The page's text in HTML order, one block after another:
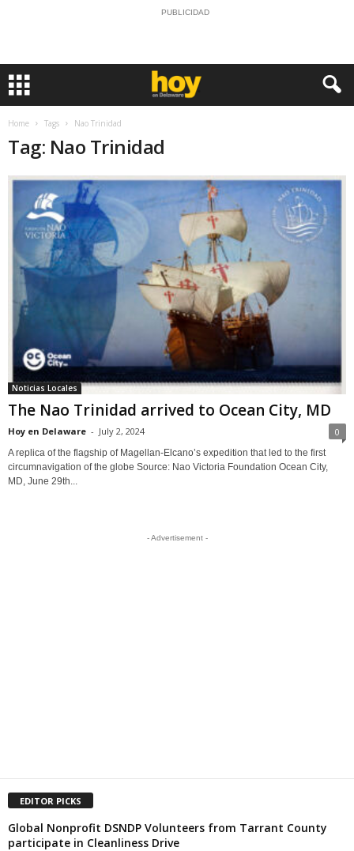
PUBLICIDAD
Home Tags Nao Trinidad
Tag: Nao Trinidad
Noticias Locales
The Nao Trinidad arrived to Ocean City, MD
Hoy en Delaware - July 2, 2024 0
A replica of the flagship of Magellan-Elcano’s expedition that led to the first
circumnavigation of the globe Source: Nao Victoria Foundation Ocean City,
MD, June 29th...
- Advertisement -
EDITOR PICKS
Global Nonprofit DSNDP Volunteers from Tarrant County
participate in Cleanliness Drive